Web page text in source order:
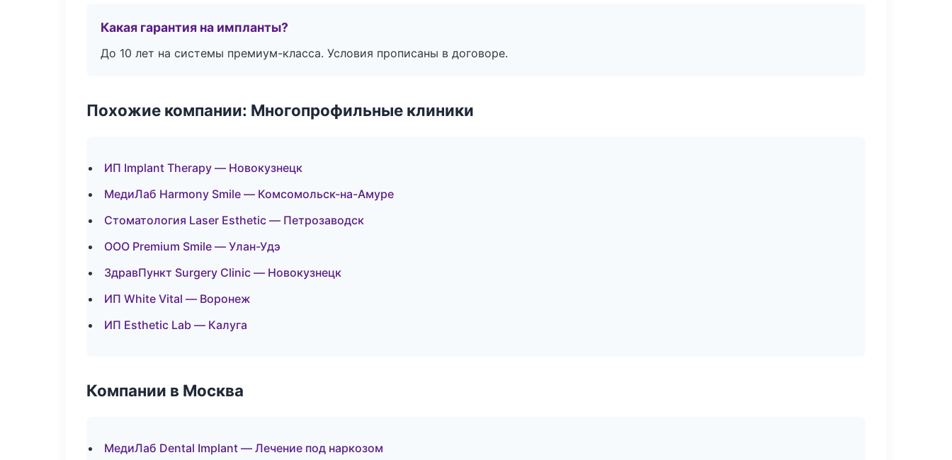
Какая гарантия на импланты?
До 10 лет на системы премиум-класса. Условия прописаны в договоре.
Похожие компании: Многопрофильные клиники
ИП Implant Therapy — Новокузнецк
МедиЛаб Harmony Smile — Комсомольск-на-Амуре
Стоматология Laser Esthetic — Петрозаводск
ООО Premium Smile — Улан-Удэ
ЗдравПункт Surgery Clinic — Новокузнецк
ИП White Vital — Воронеж
ИП Esthetic Lab — Калуга
Компании в Москва
МедиЛаб Dental Implant — Лечение под наркозом